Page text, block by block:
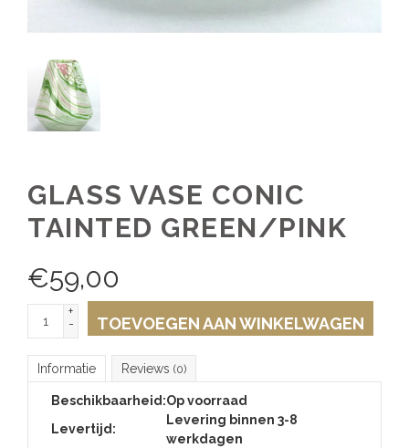
GLASS VASE CONIC
TAINTED GREEN/PINK
€59,00
+
-
TOEVOEGEN AAN WINKELWAGEN
Informatie Reviews (0)
Beschikbaarheid:Op voorraad
Levertijd:
Levering binnen 3-8
werkdagen